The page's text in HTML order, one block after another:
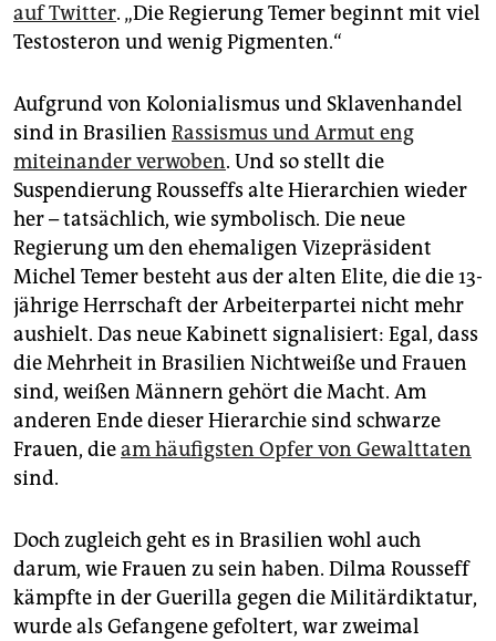
auf Twitter. „Die Regierung Temer beginnt mit viel
Testosteron und wenig Pigmenten.“
Aufgrund von Kolonialismus und Sklavenhandel
sind in Brasilien Rassismus und Armut eng
miteinander verwoben. Und so stellt die
Suspendierung Rousseffs alte Hierarchien wieder
her – tatsächlich, wie symbolisch. Die neue
Regierung um den ehemaligen Vizepräsident
Michel Temer besteht aus der alten Elite, die die 13-
jährige Herrschaft der Arbeiterpartei nicht mehr
aushielt. Das neue Kabinett signalisiert: Egal, dass
die Mehrheit in Brasilien Nichtweiße und Frauen
sind, weißen Männern gehört die Macht. Am
anderen Ende dieser Hierarchie sind schwarze
Frauen, dieam häufigsten Opfer von Gewalttaten
sind.
Doch zugleich geht es in Brasilien wohl auch
darum, wie Frauen zu sein haben. Dilma Rousseff
kämpfte in der Guerilla gegen die Militärdiktatur,
wurde als Gefangene gefoltert, war zweimal